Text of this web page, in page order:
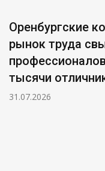
Оренбургские
рынок труда
тысячи
31.07.2026